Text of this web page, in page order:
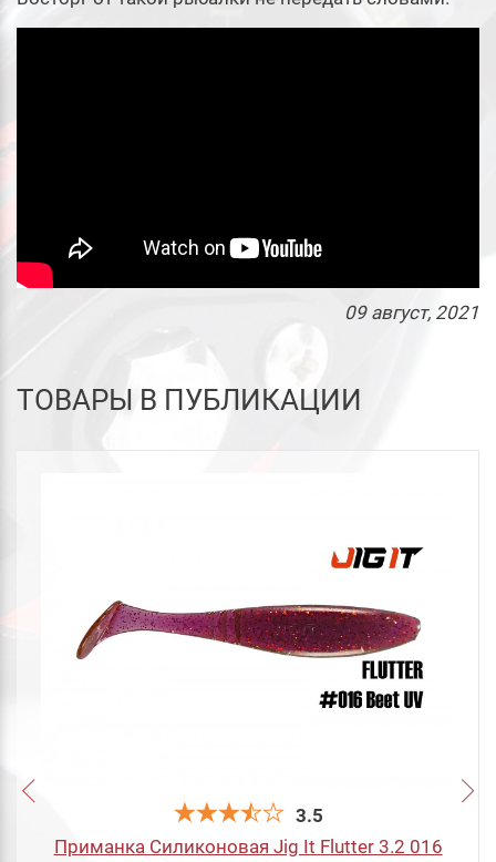
09 август, 2021
ТОВАРЫ В ПУБЛИКАЦИИ
3.5
Приманка Силиконовая Jig It Flutter 3.2 016